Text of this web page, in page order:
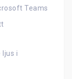
Teams
ljus i